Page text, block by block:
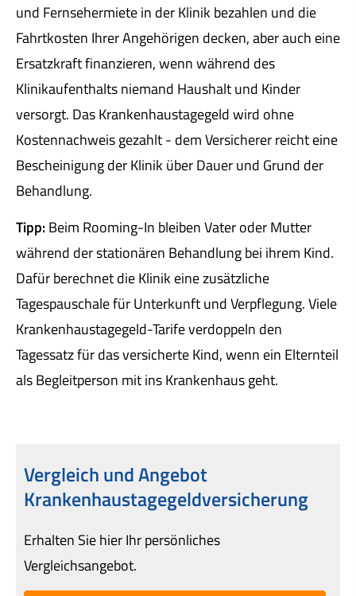
und Fernsehermiete in der Klinik bezahlen und die
Fahrtkosten Ihrer Angehörigen decken, aber auch eine
Ersatzkraft finanzieren, wenn während des
Klinikaufenthalts niemand Haushalt und Kinder
versorgt. Das Krankenhaustagegeld wird ohne
Kostennachweis gezahlt - dem Versicherer reicht eine
Bescheinigung der Klinik über Dauer und Grund der
Behandlung.
Tipp:Beim Rooming-In bleiben Vater oder Mutter
während der stationären Behandlung bei ihrem Kind.
Dafür berechnet die Klinik eine zusätzliche
Tagespauschale für Unterkunft und Verpflegung. Viele
Krankenhaustagegeld-Tarife verdoppeln den
Tagessatz für das versicherte Kind, wenn ein Elternteil
als Begleitperson mit ins Krankenhaus geht.
Vergleich und Angebot
Krankenhaustagegeldversicherung
Erhalten Sie hier Ihr persönliches
Vergleichsangebot.